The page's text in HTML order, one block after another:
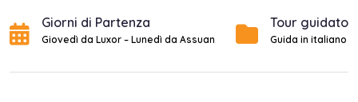
Giorni di Partenza
Giovedì da Luxor – Lunedì da Assuan
Tour guidato
Guida in italiano